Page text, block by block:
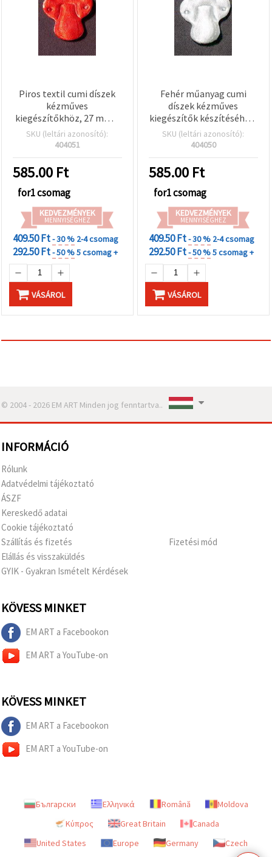
Piros textil cumi díszek
kézműves
kiegészítőkhöz, 27 mm –
50 db
SKU (leltári azonosító):
404051
585.00 Ft
for1 csomag
KEDVEZMÉNYEK
MENNYISÉGHEZ
409.50 Ft- 30 % 2-4 csomag
292.50 Ft- 50 %5 csomag +
VÁSÁROL
Fehér műanyag cumi
díszek kézműves
kiegészítők készítéséhez,
27 mm – 50 db
SKU (leltári azonosító):
404050
585.00 Ft
for1 csomag
KEDVEZMÉNYEK
MENNYISÉGHEZ
409.50 Ft- 30 % 2-4 csomag
292.50 Ft- 50 %5 csomag +
VÁSÁROL
© 2004 - 2026 EM ART Minden jog fenntartva..
INFORMÁCIÓ
Rólunk
Adatvédelmi tájékoztató
ÁSZF
Kereskedő adatai
Cookie tájékoztató
Szállítás és fizetés
Elállás és visszaküldés
GYIK - Gyakran Ismételt Kérdések
Fizetési mód
KÖVESS MINKET
EM ART a Facebookon
EM ART a YouTube-on
KÖVESS MINKET
EM ART a Facebookon
EM ART a YouTube-on
Български Ελληνικά Română
Moldova
Κύπρος
Great Britain
Canada
United States
Europe Germany
Czech